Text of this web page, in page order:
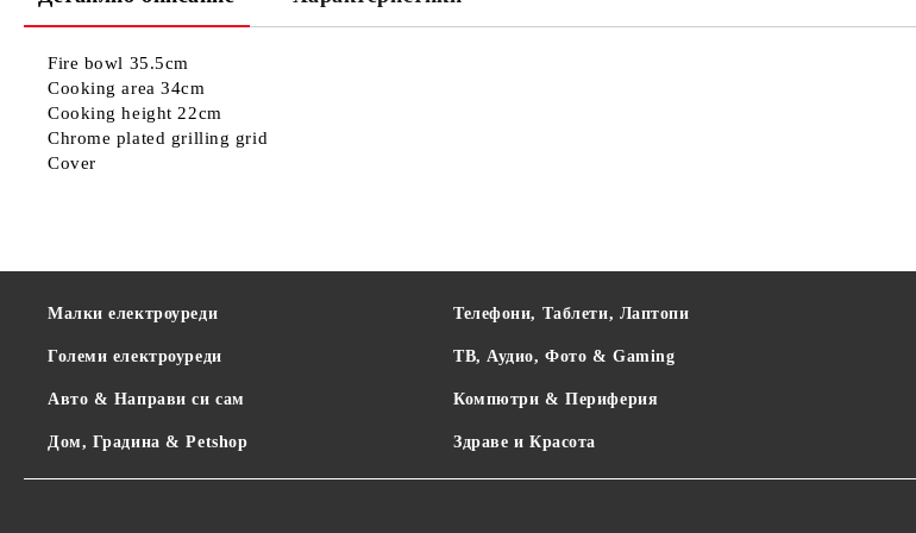
Fire bowl 35.5cm
Cooking area 34cm
Cooking height 22cm
Chrome plated grilling grid
Cover
Малки електроуреди
Големи електроуреди
Авто & Направи си сам
Дом, Градина & Petshop
Телефони, Таблети, Лаптопи
ТВ, Аудио, Фото & Gaming
Компютри & Периферия
Здраве и Красота